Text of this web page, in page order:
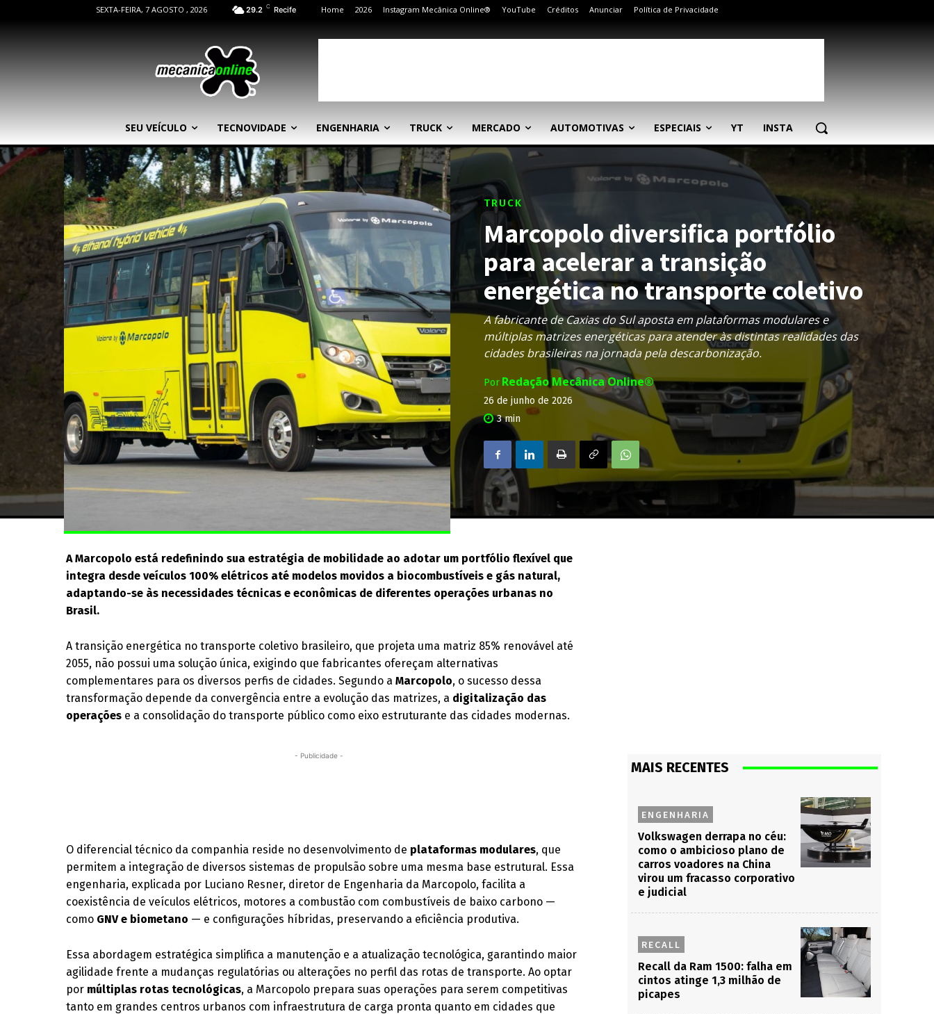
SEXTA-FEIRA, 7 AGOSTO , 2026 29.2 C Recife Home 2026 Instagram Mecânica Online® YouTube Créditos Anunciar Política de Privacidade
SEU VEÍCULO TECNOVIDADE ENGENHARIA TRUCK MERCADO AUTOMOTIVAS ESPECIAIS YT INSTA
TRUCK
Marcopolo diversifica portfólio
para acelerar a transição
energética no transporte coletivo
A fabricante de Caxias do Sul aposta em plataformas modulares e
múltiplas matrizes energéticas para atender às distintas realidades das
cidades brasileiras na jornada pela descarbonização.
Por Redação Mecânica Online®
26 de junho de 2026
3min
A Marcopolo está redefinindo sua estratégia de mobilidade ao adotar um portfólio flexível que
integra desde veículos 100% elétricos até modelos movidos a biocombustíveis e gás natural,
adaptando-se às necessidades técnicas e econômicas de diferentes operações urbanas no
Brasil.
A transição energética no transporte coletivo brasileiro, que projeta uma matriz 85% renovável até
2055, não possui uma solução única, exigindo que fabricantes ofereçam alternativas
complementares para os diversos perfis de cidades. Segundo aMarcopolo, o sucesso dessa
transformação depende da convergência entre a evolução das matrizes, a digitalização das
operações e a consolidação do transporte público como eixo estruturante das cidades modernas.
- Publicidade -
O diferencial técnico da companhia reside no desenvolvimento de plataformas modulares, que
permitem a integração de diversos sistemas de propulsão sobre uma mesma base estrutural. Essa
engenharia, explicada por Luciano Resner, diretor de Engenharia da Marcopolo, facilita a
coexistência de veículos elétricos, motores a combustão com combustíveis de baixo carbono —
como GNV e biometano — e configurações híbridas, preservando a eficiência produtiva.
Essa abordagem estratégica simplifica a manutenção e a atualização tecnológica, garantindo maior
agilidade frente a mudanças regulatórias ou alterações no perfil das rotas de transporte. Ao optar
por múltiplas rotas tecnológicas, a Marcopolo prepara suas operações para serem competitivas
tanto em grandes centros urbanos com infraestrutura de carga pronta quanto em cidades que
MAIS RECENTES
ENGENHARIA
Volkswagen derrapa no céu:
como o ambicioso plano de
carros voadores na China
virou um fracasso corporativo
e judicial
RECALL
Recall da Ram 1500: falha em
cintos atinge 1,3 milhão de
picapes